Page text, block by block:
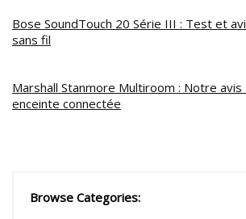
Bose SoundTouch 20 Série III : Test et
sans fil
Marshall Stanmore Multiroom : Notre avis
enceinte connectée
Browse Categories: